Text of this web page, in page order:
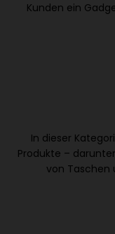
Kunden ein
In dieser
Produkte –
von Taschen